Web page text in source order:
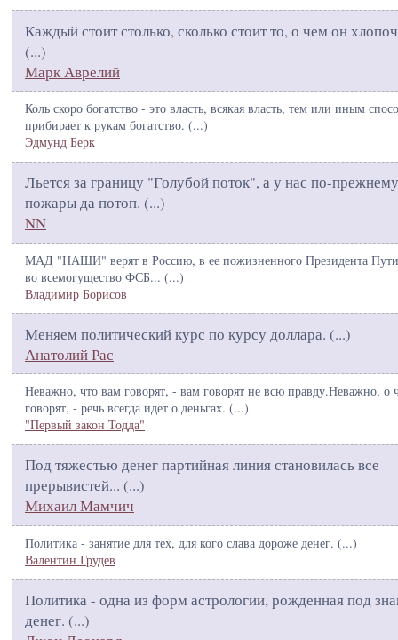
Каждый стоит столько, сколько стоит то, о чем он
(...)
Марк Аврелий
Коль скоро богатство - это власть, всякая власть, тем или иным
прибирает к рукам богатство. (...)
Эдмунд Берк
Льется за границу "Голубой поток", а у нас по-прежнему
пожары да потоп. (...)
NN
МАД "НАШИ" верят в Россию, в ее пожизненного Президента
во всемогущество ФСБ... (...)
Владимир Борисов
Меняем политический курс по курсу доллара. (...)
Анатолий Рас
Неважно, что вам говорят, - вам говорят не всю правду.Неважно, о
говорят, - речь всегда идет о деньгах. (...)
"Первый закон Тодда"
Под тяжестью денег партийная линия становилась все
прерывистей... (...)
Михаил Мамчич
Политика - занятие для тех, для кого слава дороже денег. (...)
Валентин Грудев
Политика - одна из форм астрологии, рожденная под
денег. (...)